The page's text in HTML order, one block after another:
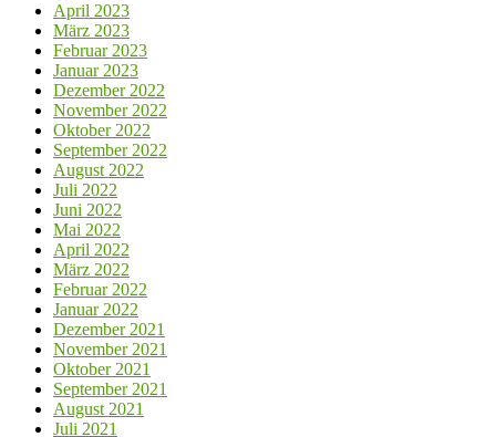
April 2023
März 2023
Februar 2023
Januar 2023
Dezember 2022
November 2022
Oktober 2022
September 2022
August 2022
Juli 2022
Juni 2022
Mai 2022
April 2022
März 2022
Februar 2022
Januar 2022
Dezember 2021
November 2021
Oktober 2021
September 2021
August 2021
Juli 2021